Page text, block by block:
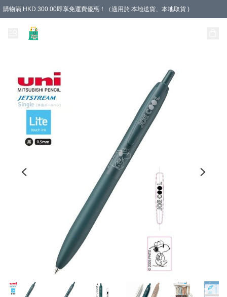
購物滿 HKD 300.00即享免運費優惠！（適用於 本地送貨、本地取貨 )